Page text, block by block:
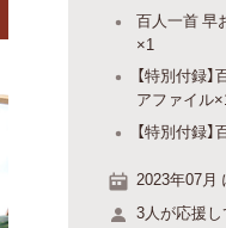
百人一首 早
×1
【特別付録
アファイル
【特別付録
2023年07月
3人が応援し